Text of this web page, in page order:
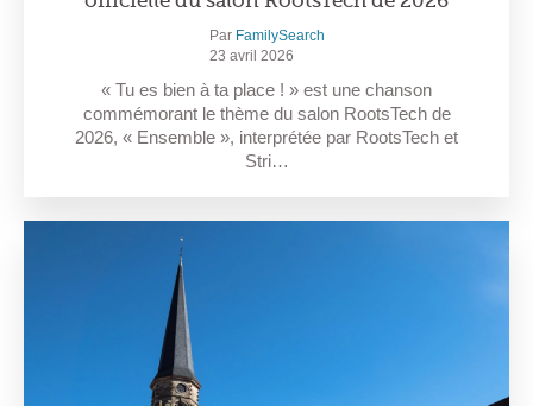
Par FamilySearch
23 avril 2026
« Tu es bien à ta place ! » est une chanson
commémorant le thème du salon RootsTech de
2026, « Ensemble », interprétée par RootsTech et
Stri…